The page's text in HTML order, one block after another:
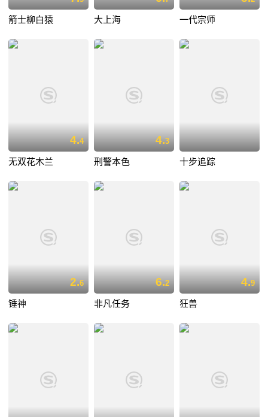
箭士柳白猿 大上海 一代宗师
4.4
无双花木兰
4.3
刑警本色 十步追踪
2.6
锤神
6.2
非凡任务
4.9
狂兽